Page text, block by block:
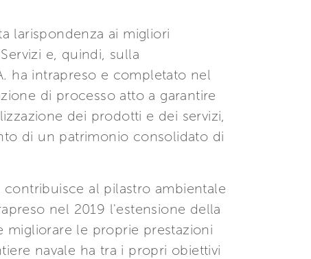
larispondenza ai migliori
e, quindi, sulla
ha intrapreso e completato nel
di processo atto a garantire
dei prodotti e dei servizi,
di un patrimonio consolidato di
al pilastro ambientale
nel 2019 l'estensione della
migliorare le proprie prestazioni
navale ha tra i propri obiettivi